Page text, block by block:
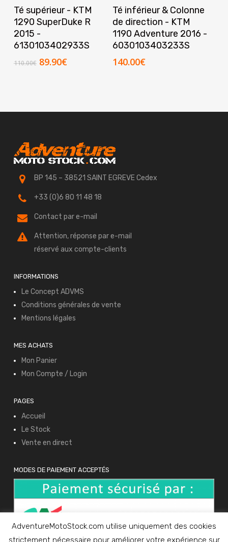
Ajouter Au Panier
Té supérieur - KTM
1290 SuperDuke R
2015 -
6130103402933S
110.00€ Le
89.90€Le
Lire La Suite
Té inférieur & Colonne
de direction - KTM
1190 Adventure 2016 -
6030103403233S
140.00€
BP 145 – 38521 SAINT EGREVE Cedex
+33 (0)6 80 11 48 18
Contact par e-mail
Attention, réponse par e-mail
réservé aux compte-clients
INFORMATIONS
Le Concept ADVMS
Conditions générales de vente
Mentions légales
MES ACHATS
Mon Panier
Mon Compte / Login
PAGES
Accueil
Le Stock
Vente en direct
MODES DE PAIEMENT ACCEPTÉS
AdventureMotoStock.com utilise uniquement des cookies
strictement nécessaire pour améliorer votre expérience sur